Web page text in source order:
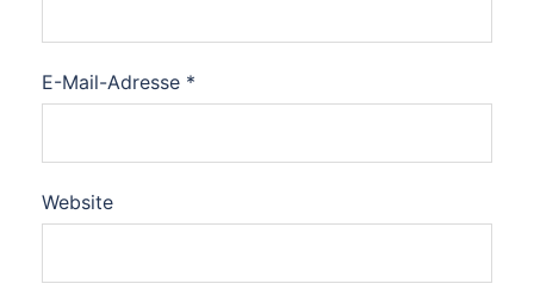
E-Mail-Adresse *
Website